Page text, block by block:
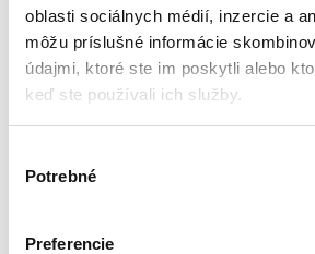
oblasti sociálnych médií, inzercie a
môžu príslušné informácie
údajmi, ktoré ste im poskytli alebo
keď ste používali ich služby.
súhlasu
Potrebné
Preferencie